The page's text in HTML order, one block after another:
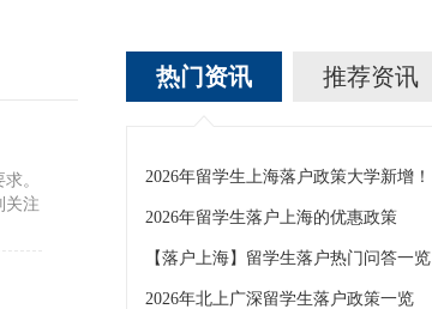
。
关注
热门资讯 推荐资讯
2026年留学生上海落户政策大学新增！
2026年留学生落户上海的优惠政策
【落户上海】留学生落户热门问答一览
2026年北上广深留学生落户政策一览